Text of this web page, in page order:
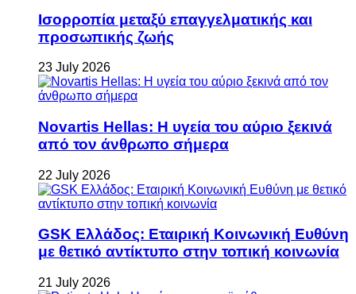
Ισορροπία μεταξύ επαγγελματικής και
προσωπικής ζωής
23 July 2026
Novartis Hellas: Η υγεία του αύριο ξεκινά
από τον άνθρωπο σήμερα
22 July 2026
GSK Ελλάδος: Εταιρική Κοινωνική Ευθύνη
με θετικό αντίκτυπο στην τοπική κοινωνία
21 July 2026